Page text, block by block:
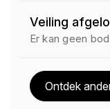
Veiling
Er kan geen
Ontdek